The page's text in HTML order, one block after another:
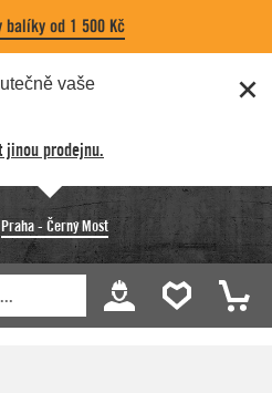
balíky od 1 500 Kč
vaše
jinou prodejnu.
Praha - Černý Most